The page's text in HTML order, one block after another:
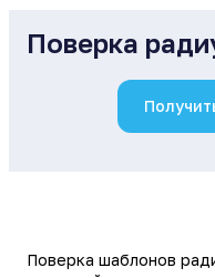
Поверка
Поверка шаблонов